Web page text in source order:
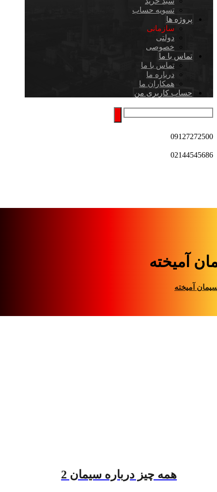
تسویه حساب
پروژه ها
سازمانی
دولتی
خصوصی
تماس با ما
تماس با ما
درباره ما
همکاران ما
حساب کاربری من
09127272500
02144545686
آمیخته
آمیخته
همه چیز درباره سیمان 2